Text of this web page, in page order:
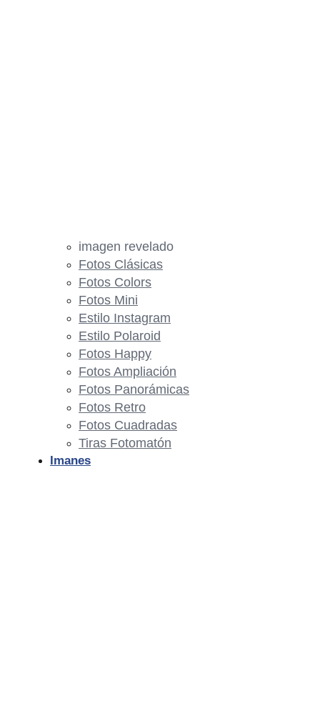
imagen revelado
Fotos Clásicas
Fotos Colors
Fotos Mini
Estilo Instagram
Estilo Polaroid
Fotos Happy
Fotos Ampliación
Fotos Panorámicas
Fotos Retro
Fotos Cuadradas
Tiras Fotomatón
Imanes